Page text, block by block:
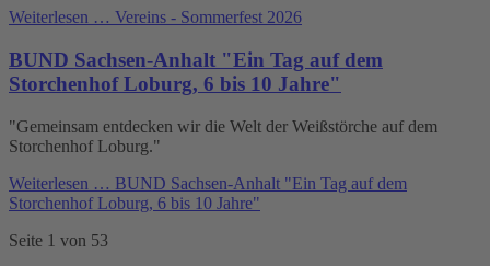
Weiterlesen … Vereins - Sommerfest 2026
BUND Sachsen-Anhalt "Ein Tag auf dem
Storchenhof Loburg, 6 bis 10 Jahre"
"Gemeinsam entdecken wir die Welt der Weißstörche auf dem
Storchenhof Loburg."
Weiterlesen … BUND Sachsen-Anhalt "Ein Tag auf dem
Storchenhof Loburg, 6 bis 10 Jahre"
Seite 1 von 53